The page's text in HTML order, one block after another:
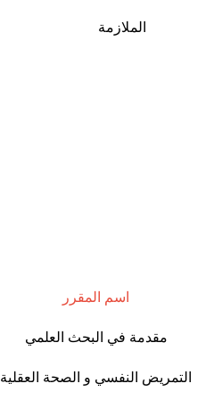
الملازمة
اسم المقرر
مقدمة في البحث العلمي
التمريض النفسي و الصحة العقلية